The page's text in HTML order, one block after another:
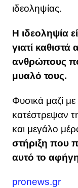
ιδεοληψίας.
Η ιδεοληψία
γιατί
ανθρώπους
μυαλό τους.
Φυσικά μαζί με
κατέστρεψαν
και μεγάλο
στήριξη που
αυτό το
pronews.gr